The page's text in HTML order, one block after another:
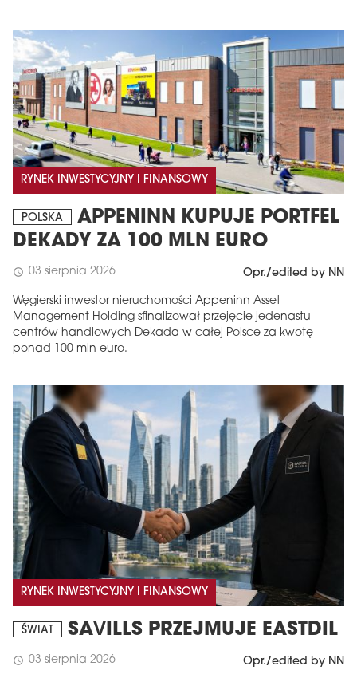
RYNEK INWESTYCYJNY I FINANSOWY
POLSKA
APPENINN KUPUJE PORTFEL
DEKADY ZA 100 MLN EURO
schedule 03 sierpnia 2026 Opr./edited by NN
Węgierski inwestor nieruchomości Appeninn Asset
Management Holding sfinalizował przejęcie jedenastu
centrów handlowych Dekada w całej Polsce za kwotę
ponad 100 mln euro.
RYNEK INWESTYCYJNY I FINANSOWY
ŚWIAT SAVILLS PRZEJMUJE EASTDIL
schedule 03 sierpnia 2026 Opr./edited by NN